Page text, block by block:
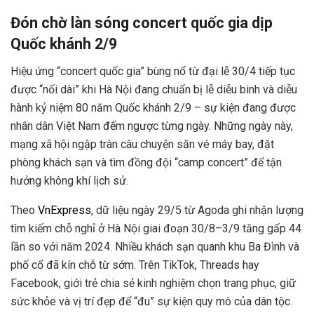
Đón chờ làn sóng concert quốc gia dịp
Quốc khánh 2/9
Hiệu ứng “concert quốc gia” bùng nổ từ đại lễ 30/4 tiếp tục
được “nối dài” khi Hà Nội đang chuẩn bị lễ diễu binh và diễu
hành kỷ niệm 80 năm Quốc khánh 2/9 – sự kiện đang được
nhân dân Việt Nam đếm ngược từng ngày. Những ngày này,
mạng xã hội ngập tràn câu chuyện săn vé máy bay, đặt
phòng khách sạn và tìm đồng đội “camp concert” để tận
hưởng không khí lịch sử.
Theo VnExpress, dữ liệu ngày 29/5 từ Agoda ghi nhận lượng
tìm kiếm chỗ nghỉ ở Hà Nội giai đoạn 30/8–3/9 tăng gấp 44
lần so với năm 2024. Nhiều khách sạn quanh khu Ba Đình và
phố cổ đã kín chỗ từ sớm. Trên TikTok, Threads hay
Facebook, giới trẻ chia sẻ kinh nghiệm chọn trang phục, giữ
sức khỏe và vị trí đẹp để “đu” sự kiện quy mô của dân tộc.